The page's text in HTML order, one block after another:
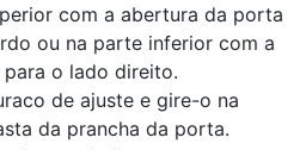
com a abertura da porta
ou na parte inferior com a
o lado direito.
de ajuste e gire-o na
da prancha da porta.